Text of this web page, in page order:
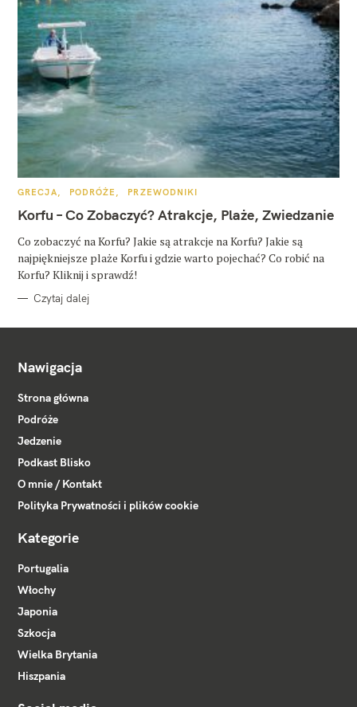
K
T
E
O
R
I
GRECJA PODRÓŻE PRZEWODNIKI
Korfu – Co Zobaczyć? Atrakcje, Plaże, Zwiedzanie
Co zobaczyć na Korfu? Jakie są atrakcje na Korfu? Jakie są
najpiękniejsze plaże Korfu i gdzie warto pojechać? Co robić na
Korfu? Kliknij i sprawdź!
Czytaj dalej
Nawigacja
Strona główna
Podróże
Jedzenie
Podkast Blisko
O mnie / Kontakt
Polityka Prywatności i plików cookie
Kategorie
Portugalia
Włochy
Japonia
Szkocja
Wielka Brytania
Hiszpania